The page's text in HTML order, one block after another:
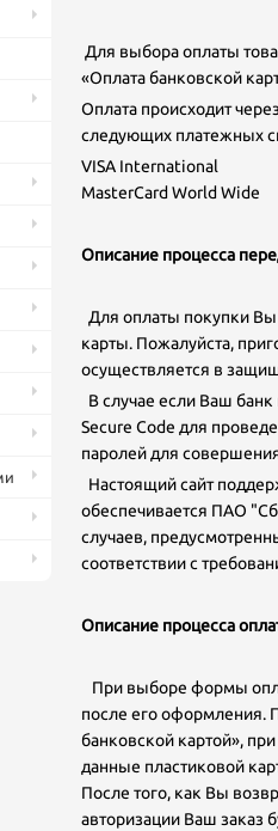
Комментарий
Форме, полностью
на их обработку (в том
конфиденциальность и
Для выбора оплаты
«Оплата банковской
Оплата происходит
следующих платежных
VISA International
MasterCard World Wide
Описание процесса
Для оплаты покупки
карты. Пожалуйста,
осуществляется в
В случае если Ваш
Secure Code для
паролей для
Настоящий сайт
обеспечивается ПАО
случаев,
соответствии с
Описание процессa
При выборе формы
после его оформления.
банковской картой»,
данные пластиковой
После того, как Вы
авторизации Ваш заказ